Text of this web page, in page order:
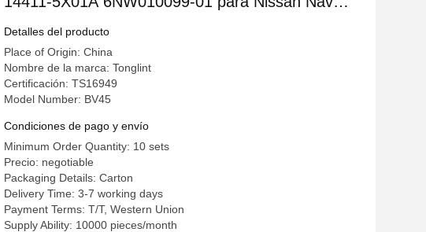
Frontier Pathfinder 2.5
Detalles del producto
Place of Origin: China
Nombre de la marca: Tonglint
Certificación: TS16949
Model Number: BV45
Condiciones de pago y envío
Minimum Order Quantity: 10 sets
Precio: negotiable
Packaging Details: Carton
Delivery Time: 3-7 working days
Payment Terms: T/T, Western Union
Supply Ability: 10000 pieces/month